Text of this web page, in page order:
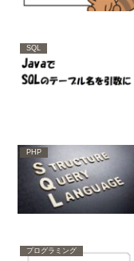
SQL
PHP
プログラミング